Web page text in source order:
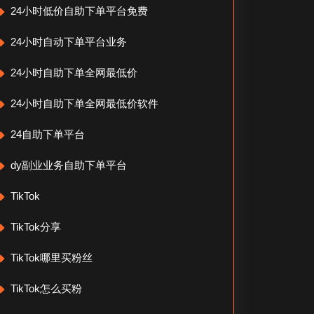
24小时低价自助下单平台免费
24小时自动下单平台业务
24小时自助下单全网最低价
24小时自助下单全网最低价软件
24自助下单平台
dy副业业务自助下单平台
TikTok
TikTok分享
TikTok哪里买粉丝
TikTok怎么买粉